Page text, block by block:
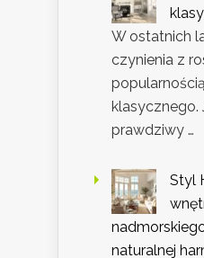
W ostatnich
czynienia z
klasycznego.
prawdziwy …
Styl
naturalnej